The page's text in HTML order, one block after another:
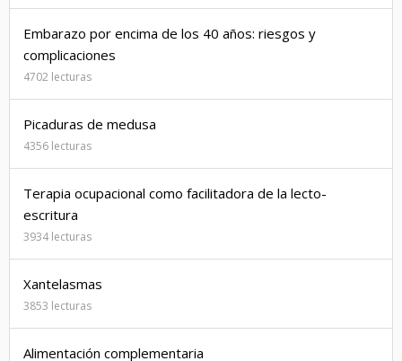
Embarazo por encima de los 40 años: riesgos y
complicaciones
4702 lecturas
Picaduras de medusa
4356 lecturas
Terapia ocupacional como facilitadora de la lecto-
escritura
3934 lecturas
Xantelasmas
3853 lecturas
Alimentación complementaria